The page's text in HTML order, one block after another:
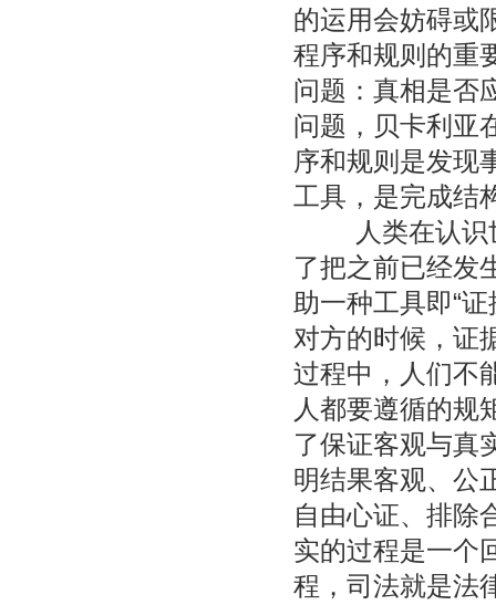
的运用会妨碍或
程序和规则的重
问题：真相是否
问题，贝卡利亚
序和规则是发现
工具，是完成结
人类在认识世
了把之前已经发
助一种工具即“
对方的时候，证
过程中，人们不
人都要遵循的规
了保证客观与真
明结果客观、公
自由心证、排除
实的过程是一个
程，司法就是法